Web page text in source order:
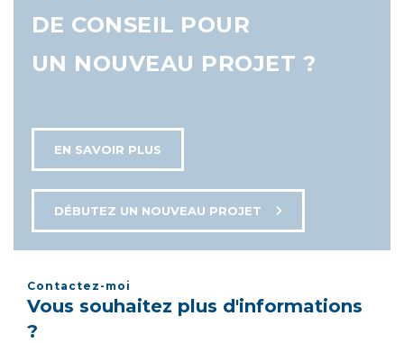
DE CONSEIL POUR
UN NOUVEAU PROJET ?
EN SAVOIR PLUS
DÉBUTEZ UN NOUVEAU PROJET
Contactez-moi
Vous souhaitez plus d'informations
?